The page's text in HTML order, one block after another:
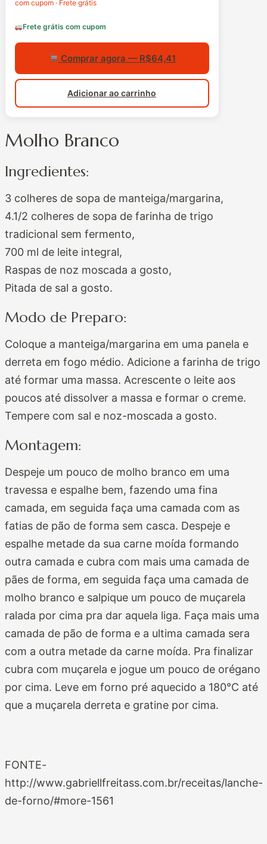
com cupom · Frete grátis
Frete grátis com cupom
Comprar agora — R$64,41
Adicionar ao carrinho
Molho Branco
Ingredientes:
3 colheres de sopa de manteiga/margarina,
4.1/2 colheres de sopa de farinha de trigo
tradicional sem fermento,
700 ml de leite integral,
Raspas de noz moscada a gosto,
Pitada de sal a gosto.
Modo de Preparo:
Coloque a manteiga/margarina em uma panela e
derreta em fogo médio. Adicione a farinha de trigo
até formar uma massa. Acrescente o leite aos
poucos até dissolver a massa e formar o creme.
Tempere com sal e noz-moscada a gosto.
Montagem:
Despeje um pouco de molho branco em uma
travessa e espalhe bem, fazendo uma fina
camada, em seguida faça uma camada com as
fatias de pão de forma sem casca. Despeje e
espalhe metade da sua carne moída formando
outra camada e cubra com mais uma camada de
pães de forma, em seguida faça uma camada de
molho branco e salpique um pouco de muçarela
ralada por cima pra dar aquela liga. Faça mais uma
camada de pão de forma e a ultima camada sera
com a outra metade da carne moída. Pra finalizar
cubra com muçarela e jogue um pouco de orégano
por cima. Leve em forno pré aquecido a 180°C até
que a muçarela derreta e gratine por cima.
FONTE-
http://www.gabriellfreitass.com.br/receitas/lanche-
de-forno/#more-1561